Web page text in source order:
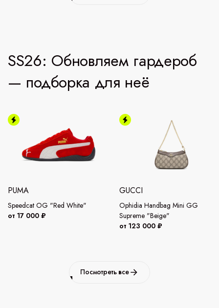
SS26: Обновляем гардероб
— подборка для неё
PUMA
Speedcat OG "Red White"
от 17 000 ₽
GUCCI
Ophidia Handbag Mini GG
Supreme "Beige"
от 123 000 ₽
Посмотреть все